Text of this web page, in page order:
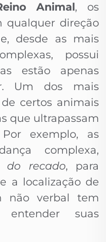
Animal, os
qualquer direção
desde as mais
possui
estão apenas
Um dos mais
certos animais
que ultrapassam
exemplo, as
complexa,
do recado, para
a localização de
não verbal tem
entender suas